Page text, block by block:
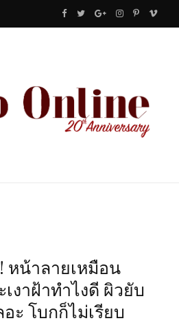
F
e
b
T
t
G
g
l
I
t
a
P
t
e
V
หน้าลายเหมือน
งาฝ้าทำไงดี ผิวยับ
ะ โบกก็ไม่เรียบ